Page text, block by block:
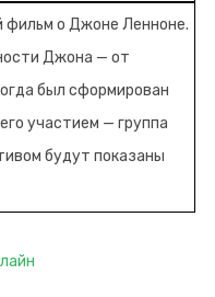
фильм о Джоне Ленноне.
Джона — от
был сформирован
участием — группа
будут показаны